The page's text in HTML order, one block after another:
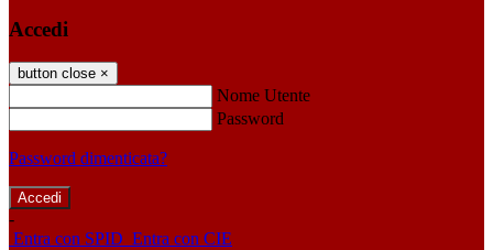
Accedi
button close ×
Nome Utente
Password
Password dimenticata?
-
Entra con SPID Entra con CIE